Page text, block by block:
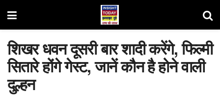
शिखर धवन दूसरी बार शादी करेंगे, फिल्मी
सितारे होंगे गेस्ट, जानें कौन है होने वाली
दुल्हन